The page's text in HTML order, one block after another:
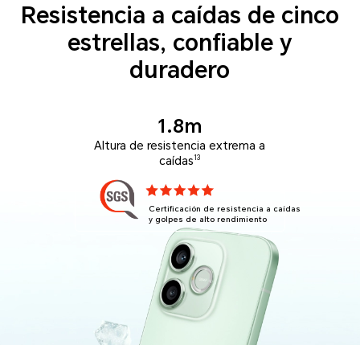
Resistencia a caídas de cinco
estrellas, confiable y
duradero
1.8m
Altura de resistencia extrema a
caídas13
Certificación de resistencia a caídas
y golpes de alto rendimiento